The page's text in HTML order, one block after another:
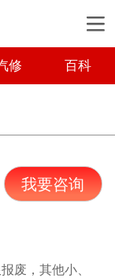
修 百科
我要咨询
废，其他小、